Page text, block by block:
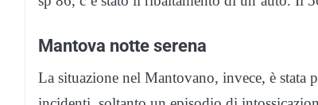
Mantova notte serena
La situazione nel Mantovano, invece, è stata